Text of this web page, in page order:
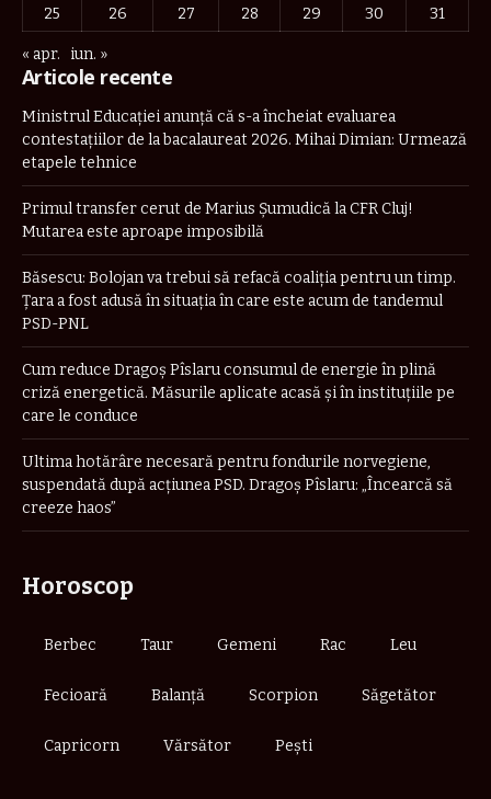
25
26 27 28 29 30 31
« apr. iun. »
Articole recente
Ministrul Educației anunță că s-a încheiat evaluarea
contestațiilor de la bacalaureat 2026. Mihai Dimian: Urmează
etapele tehnice
Primul transfer cerut de Marius Șumudică la CFR Cluj!
Mutarea este aproape imposibilă
Băsescu: Bolojan va trebui să refacă coaliţia pentru un timp.
Țara a fost adusă în situaţia în care este acum de tandemul
PSD-PNL
Cum reduce Dragoș Pîslaru consumul de energie în plină
criză energetică. Măsurile aplicate acasă și în instituțiile pe
care le conduce
Ultima hotărâre necesară pentru fondurile norvegiene,
suspendată după acțiunea PSD. Dragoș Pîslaru: „Încearcă să
creeze haos”
Horoscop
Berbec Taur Gemeni Rac Leu
Fecioară Balanță Scorpion Săgetător
Capricorn Vărsător Pești